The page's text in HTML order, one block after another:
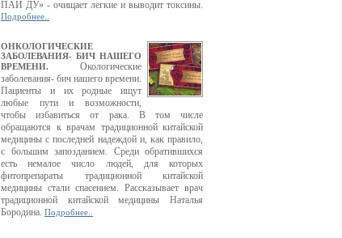
ПАЙ ДУ» - очищает легкие и выводит токсины.
Подробнее..
ОНКОЛОГИЧЕСКИЕ
ЗАБОЛЕВАНИЯ- БИЧ НАШЕГО
ВРЕМЕНИ.
Окологические
заболевания- бич нашего времени.
Пациенты и их родные ищут
любые пути и возможности,
чтобы избавиться от рака. В том числе
обращаются к врачам традиционной китайской
медицины с последней надеждой и, как правило,
с большим запозданием. Среди обратившихся
есть немалое число людей, для которых
фитопрепараты традиционной китайской
медицины стали спасением. Рассказывает врач
традиционной китайской медицины Наталья
Бородина. Подробнее..